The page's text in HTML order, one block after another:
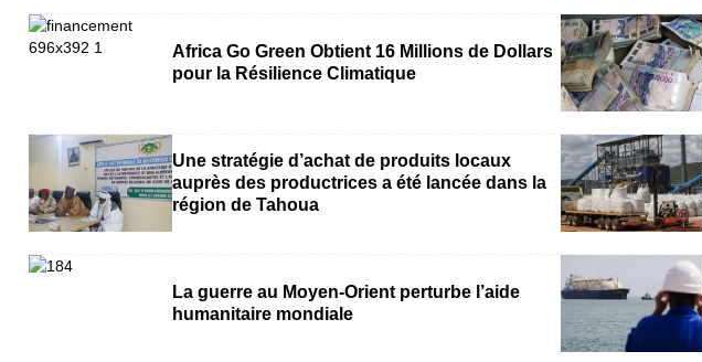
Africa Go Green Obtient 16 Millions de Dollars
pour la Résilience Climatique
Une stratégie d’achat de produits locaux
auprès des productrices a été lancée dans la
région de Tahoua
La guerre au Moyen-Orient perturbe l’aide
humanitaire mondiale